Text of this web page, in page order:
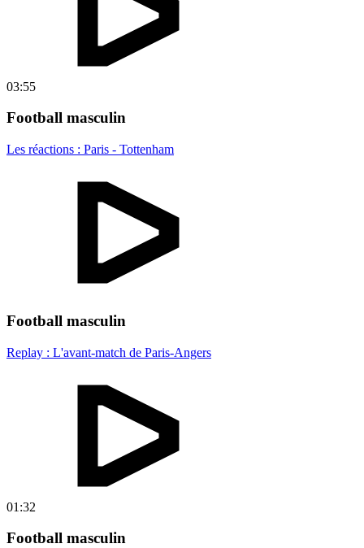
03:55
Football masculin
Les réactions : Paris - Tottenham
Football masculin
Replay : L'avant-match de Paris-Angers
01:32
Football masculin